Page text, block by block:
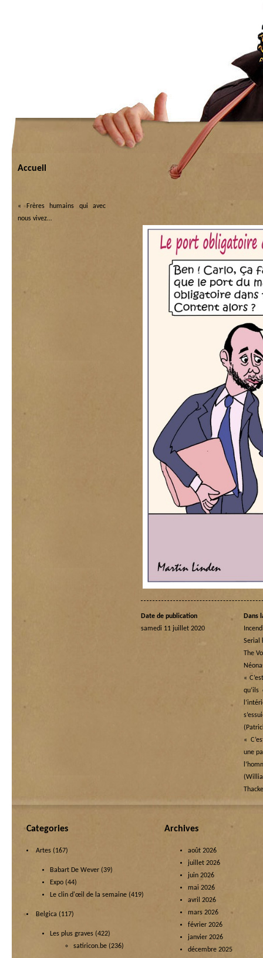
Accueil
« Frères humains qui avec
nous vivez…
Date de publication
samedi 11 juillet 2020
Dans
Serial
The
«
«
une
Categories
Artes (167)
Babart De Wever (39)
Expo (44)
Le clin d'œil de la semaine (419)
Belgica (117)
Les plus graves (422)
satiricon.be (236)
Archives
août 2026
juillet 2026
juin 2026
mai 2026
avril 2026
mars 2026
février 2026
janvier 2026
décembre 2025